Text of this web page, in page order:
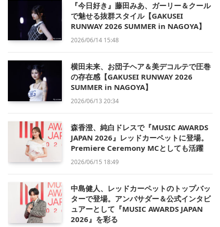
『今日好き』藤田みあ、ガーリー＆クール
で魅せる抜群スタイル【GAKUSEI
RUNWAY 2026 SUMMER in NAGOYA】
2026/06/14 15:48
横田未来、お団子ヘア＆美デコルテで圧巻
の存在感【GAKUSEI RUNWAY 2026
SUMMER in NAGOYA】
2026/06/13 20:34
森香澄、純白ドレスで『MUSIC AWARDS
JAPAN 2026』レッドカーペットに登場。
Premiere Ceremony MCとしても活躍
2026/06/15 18:49
中島健人、レッドカーペットのトップバッ
ターで登場。アンバサダー＆公式インタビ
ュアーとして『MUSIC AWARDS JAPAN
2026』を彩る